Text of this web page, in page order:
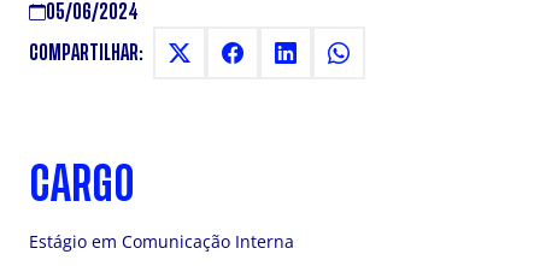
05/06/2024
COMPARTILHAR:
CARGO
Estágio em Comunicação Interna